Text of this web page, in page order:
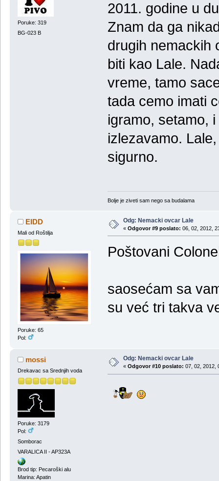
Poruke: 319
BG-023 B
2011. godine u
Znam da ga
drugih nemackih
biti kao Lale.
vreme, tamo
tada cemo imati
igramo, setamo,
izlezavamo.
sigurno.
Bolje je ziveti sam nego sa budalama
EIDD
Mali od Roštilja
Poruke: 65
Pol:
Odg: Nemacki ovcar Lale
« Odgovor #9 poslato: 06, 02, 2012,
Poštovani
saosećam sa
su već tri takva
mossi
Drekavac sa Srednjih voda
Poruke: 3179
Pol:
Somborac
VARALICA II - AP323A
Brod tip: Pecaroški alu
Marina: Apatin
Odg: Nemacki ovcar Lale
« Odgovor #10 poslato: 07, 02, 2012,